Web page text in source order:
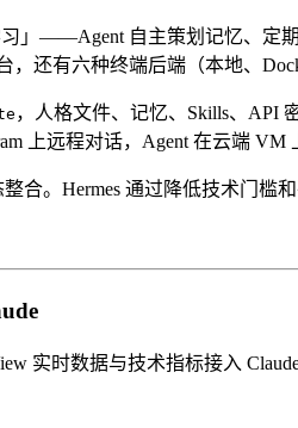
习」——Agent 自主策划记忆、
，还有六种终端后端（本地、
，人格文件、记忆、Skills、API
上远程对话，Agent 在云端 VM
合。Hermes 通过降低技术门槛
实时数据与技术指标接入